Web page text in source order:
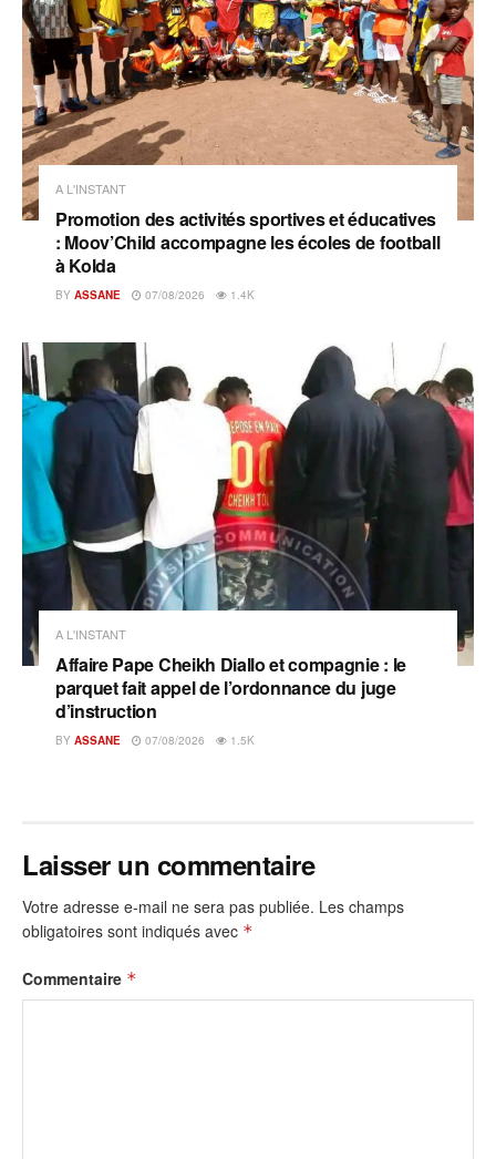
A L'INSTANT
Promotion des activités sportives et éducatives
: Moov’Child accompagne les écoles de football
à Kolda
BY ASSANE 07/08/2026 1.4K
A L'INSTANT
Affaire Pape Cheikh Diallo et compagnie : le
parquet fait appel de l’ordonnance du juge
d’instruction
BY ASSANE 07/08/2026 1.5K
Laisser un commentaire
Votre adresse e-mail ne sera pas publiée. Les champs
obligatoires sont indiqués avec *
Commentaire *